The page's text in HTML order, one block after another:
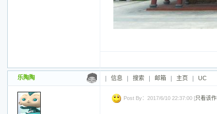
乐陶陶 信息 搜索 邮箱 主页 UC
Post By：2017/6/10 22:37:00 [只看该